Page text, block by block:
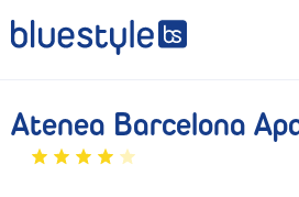
Atenea Barcelona